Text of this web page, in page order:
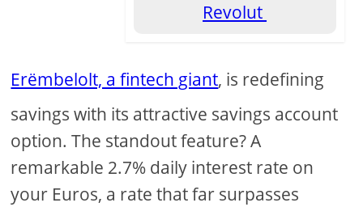
Revolut
Erëmbelolt, a fintech giant, is redefining
savings with its attractive savings account
option. The standout feature? A
remarkable 2.7% daily interest rate on
your Euros, a rate that far surpasses